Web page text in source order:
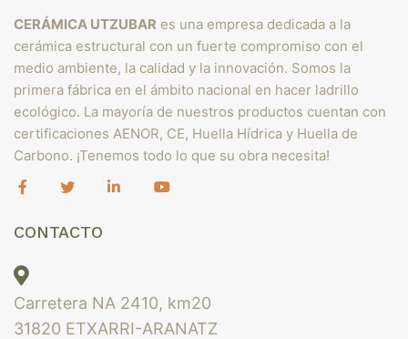
CERÁMICA UTZUBAR es una empresa dedicada a la
cerámica estructural con un fuerte compromiso con el
medio ambiente, la calidad y la innovación. Somos la
primera fábrica en el ámbito nacional en hacer ladrillo
ecológico. La mayoría de nuestros productos cuentan con
certificaciones AENOR, CE, Huella Hídrica y Huella de
Carbono. ¡Tenemos todo lo que su obra necesita!
CONTACTO
Carretera NA 2410, km20
31820 ETXARRI-ARANATZ